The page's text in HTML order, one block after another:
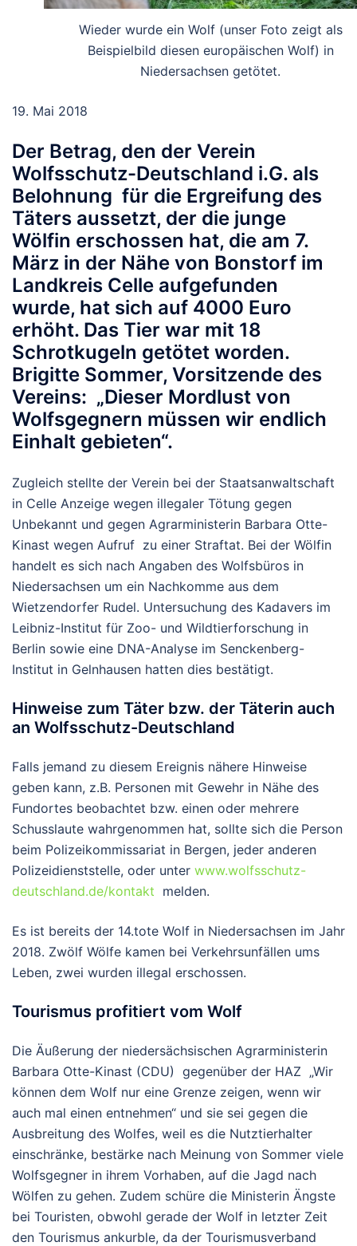
Wieder wurde ein Wolf (unser Foto zeigt als
Beispielbild diesen europäischen Wolf) in
Niedersachsen getötet.
19. Mai 2018
Der Betrag, den der Verein
Wolfsschutz-Deutschland i.G. als
Belohnung für die Ergreifung des
Täters aussetzt, der die junge
Wölfin erschossen hat, die am 7.
März in der Nähe von Bonstorf im
Landkreis Celle aufgefunden
wurde, hat sich auf 4000 Euro
erhöht. Das Tier war mit 18
Schrotkugeln getötet worden.
Brigitte Sommer, Vorsitzende des
Vereins: „Dieser Mordlust von
Wolfsgegnern müssen wir endlich
Einhalt gebieten“.
Zugleich stellte der Verein bei der Staatsanwaltschaft
in Celle Anzeige wegen illegaler Tötung gegen
Unbekannt und gegen Agrarministerin Barbara Otte-
Kinast wegen Aufruf zu einer Straftat. Bei der Wölfin
handelt es sich nach Angaben des Wolfsbüros in
Niedersachsen um ein Nachkomme aus dem
Wietzendorfer Rudel. Untersuchung des Kadavers im
Leibniz-Institut für Zoo- und Wildtierforschung in
Berlin sowie eine DNA-Analyse im Senckenberg-
Institut in Gelnhausen hatten dies bestätigt.
Hinweise zum Täter bzw. der Täterin auch
an Wolfsschutz-Deutschland
Falls jemand zu diesem Ereignis nähere Hinweise
geben kann, z.B. Personen mit Gewehr in Nähe des
Fundortes beobachtet bzw. einen oder mehrere
Schusslaute wahrgenommen hat, sollte sich die Person
beim Polizeikommissariat in Bergen, jeder anderen
Polizeidienststelle, oder unter www.wolfsschutz-
deutschland.de/kontakt melden.
Es ist bereits der 14.tote Wolf in Niedersachsen im Jahr
2018. Zwölf Wölfe kamen bei Verkehrsunfällen ums
Leben, zwei wurden illegal erschossen.
Tourismus profitiert vom Wolf
Die Äußerung der niedersächsischen Agrarministerin
Barbara Otte-Kinast (CDU) gegenüber der HAZ „Wir
können dem Wolf nur eine Grenze zeigen, wenn wir
auch mal einen entnehmen“ und sie sei gegen die
Ausbreitung des Wolfes, weil es die Nutztierhalter
einschränke, bestärke nach Meinung von Sommer viele
Wolfsgegner in ihrem Vorhaben, auf die Jagd nach
Wölfen zu gehen. Zudem schüre die Ministerin Ängste
bei Touristen, obwohl gerade der Wolf in letzter Zeit
den Tourismus ankurble, da der Tourismusverband